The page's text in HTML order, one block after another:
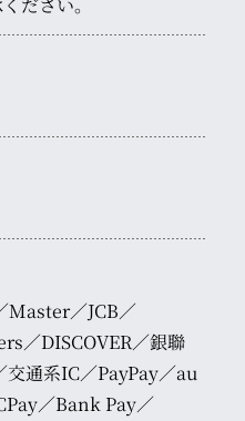
ださい。
Master／JCB／
／DISCOVER／銀聯
通系IC／PayPay／au
／Bank Pay／